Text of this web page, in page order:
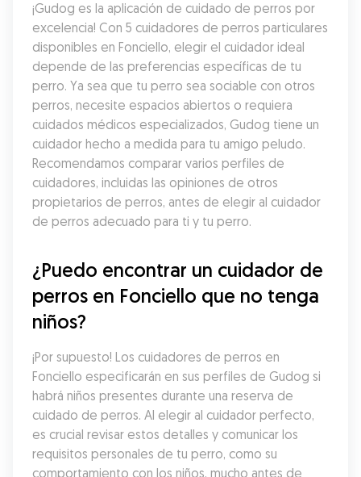
¡Gudog es la aplicación de cuidado de perros por
excelencia! Con 5 cuidadores de perros particulares
disponibles en Fonciello, elegir el cuidador ideal
depende de las preferencias específicas de tu
perro. Ya sea que tu perro sea sociable con otros
perros, necesite espacios abiertos o requiera
cuidados médicos especializados, Gudog tiene un
cuidador hecho a medida para tu amigo peludo.
Recomendamos comparar varios perfiles de
cuidadores, incluidas las opiniones de otros
propietarios de perros, antes de elegir al cuidador
de perros adecuado para ti y tu perro.
¿Puedo encontrar un cuidador de
perros en Fonciello que no tenga
niños?
¡Por supuesto! Los cuidadores de perros en
Fonciello especificarán en sus perfiles de Gudog si
habrá niños presentes durante una reserva de
cuidado de perros. Al elegir al cuidador perfecto,
es crucial revisar estos detalles y comunicar los
requisitos personales de tu perro, como su
comportamiento con los niños, mucho antes de